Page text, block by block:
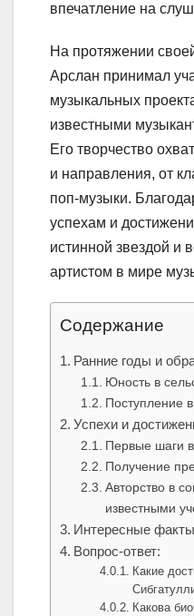
впечатление на
На протяжении
Арслан принимал
музыкальных
известными
Его творчество
и направления, от
поп-музыки.
успехам и
истинной звездой и
артистом в мире
Содержание
Ранние годы и
Юность в
Поступление
Успехи и
Первые шаги
Получение
Авторство в
известными
Интересные факты
Вопрос-ответ:
Какие
Какова